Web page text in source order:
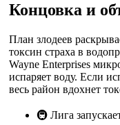
Концовка и
План злодеев
токсин страха в
Wayne Enterprises
испаряет воду. Если
весь район вдохнет
🚇 Лига